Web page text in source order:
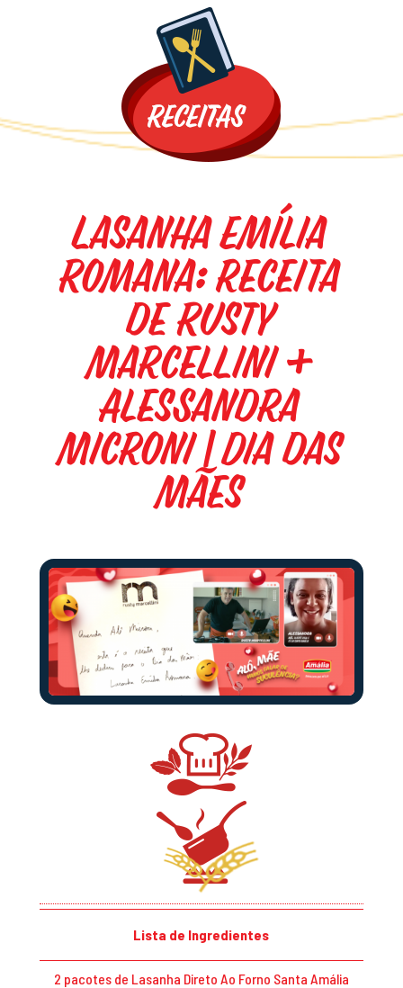
Lasanha Emília
Romana: receita
de Rusty
Marcellini +
Alessandra
Microni | Dia das
Mães
Lista de Ingredientes
2 pacotes de Lasanha Direto Ao Forno Santa Amália